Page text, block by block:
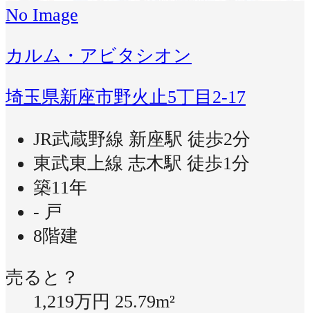
No Image
カルム・アビタシオン
埼玉県新座市野火止5丁目2-17
JR武蔵野線 新座駅 徒歩2分
東武東上線 志木駅 徒歩1分
築11年
- 戸
8階建
売ると？
1,219万円 25.79m²